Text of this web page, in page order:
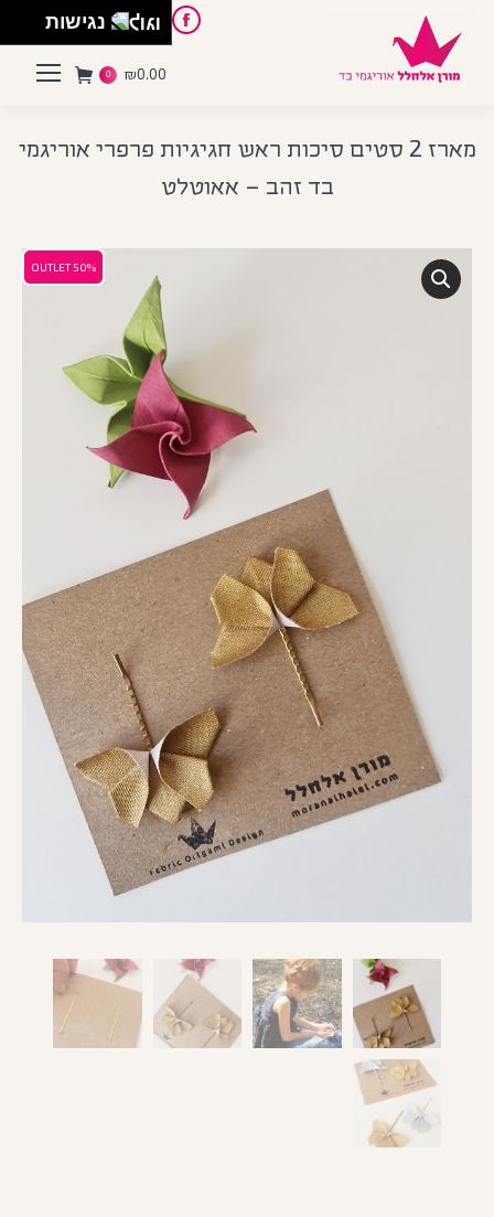
Facebook
Pinterest
Instagram
English
₪0.00
0
מארז 2 סטים סיכות ראש חגיגיות פרפרי אוריגמי
בד זהב – אאוטלט
50% OUTLET
50% OUTLET
נגישות